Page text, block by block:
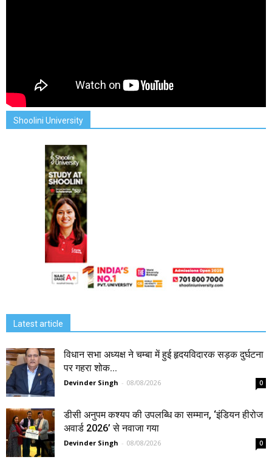
Shoolini University
Latest article
विधान सभा अध्यक्ष ने चम्बा में हुई हृदयविदारक सड़क दुर्घटना
पर गहरा शोक...
Devinder Singh - 08/08/2026 0
डीसी अनुपम कश्यप की उपलब्धि का सम्मान, ‘इंडियन हीरोज
अवार्ड 2026’ से नवाजा गया
Devinder Singh - 08/08/2026 0